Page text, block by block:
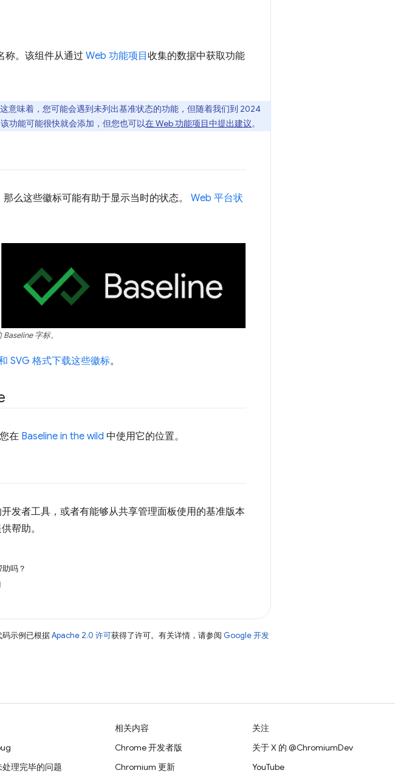
称。该组件从通过 Web 功能项目收集的数据中获取功能
意味着，您可能会遇到未列出基准状态的功能，但随着我们到 2024
功能可能很快就会添加，但您也可以在 Web 功能项目中提出建议。
么这些徽标可能有助于显示当时的状态。 Web 平台状
字标。
SVG 格式下载这些徽标。
在 Baseline in the wild 中使用它的位置。
发者工具，或者有能够从共享管理面板使用的基准版本
帮助。
吗？
示例已根据Apache 2.0 许可获得了许可。有关详情，请参阅 Google 开发
处理完毕的问题
相关内容
Chrome 开发者版
Chromium 更新
关注
关于 X 的 @ChromiumDev
YouTube